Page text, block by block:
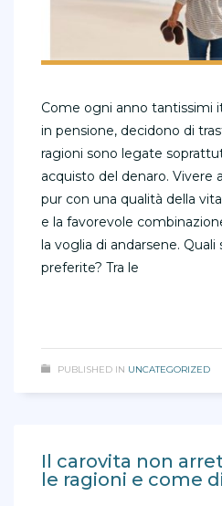
Come ogni anno tantissimi
in pensione, decidono di
ragioni sono legate
acquisto del denaro. Vivere
pur con una qualità della
e la favorevole
la voglia di andarsene.
preferite? Tra le
PUBLISHED IN UNCATEGORIZED
Il carovita non
le ragioni e come